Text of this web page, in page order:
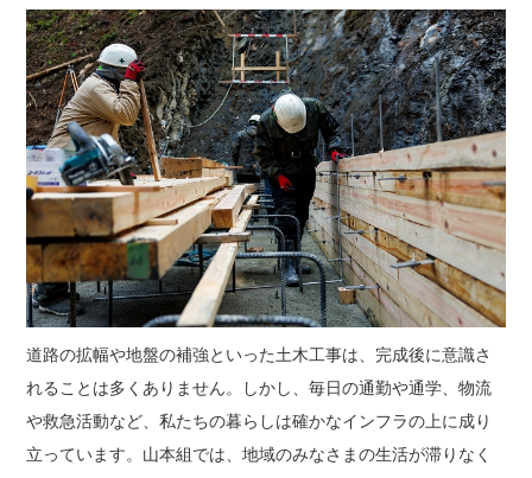
道路の拡幅や地盤の補強といった土木工事は、完成後に意識さ
れることは多くありません。しかし、毎日の通勤や通学、物流
や救急活動など、私たちの暮らしは確かなインフラの上に成り
立っています。山本組では、地域のみなさまの生活が滞りなく